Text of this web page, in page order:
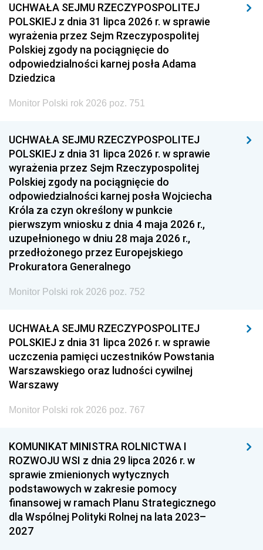
UCHWAŁA SEJMU RZECZYPOSPOLITEJ
POLSKIEJ z dnia 31 lipca 2026 r. w sprawie
wyrażenia przez Sejm Rzeczypospolitej
Polskiej zgody na pociągnięcie do
odpowiedzialności karnej posła Adama
Dziedzica
Monitor Polski rok 2026 poz. 751
UCHWAŁA SEJMU RZECZYPOSPOLITEJ
POLSKIEJ z dnia 31 lipca 2026 r. w sprawie
wyrażenia przez Sejm Rzeczypospolitej
Polskiej zgody na pociągnięcie do
odpowiedzialności karnej posła Wojciecha
Króla za czyn określony w punkcie
pierwszym wniosku z dnia 4 maja 2026 r.,
uzupełnionego w dniu 28 maja 2026 r.,
przedłożonego przez Europejskiego
Prokuratora Generalnego
Monitor Polski rok 2026 poz. 752
UCHWAŁA SEJMU RZECZYPOSPOLITEJ
POLSKIEJ z dnia 31 lipca 2026 r. w sprawie
uczczenia pamięci uczestników Powstania
Warszawskiego oraz ludności cywilnej
Warszawy
Monitor Polski rok 2026 poz. 767
KOMUNIKAT MINISTRA ROLNICTWA I
ROZWOJU WSI z dnia 29 lipca 2026 r. w
sprawie zmienionych wytycznych
podstawowych w zakresie pomocy
finansowej w ramach Planu Strategicznego
dla Wspólnej Polityki Rolnej na lata 2023–
2027